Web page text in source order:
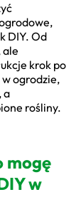
DIY. Od
ale
krok po
ogrodzie,
a
rośliny.
mogę
w